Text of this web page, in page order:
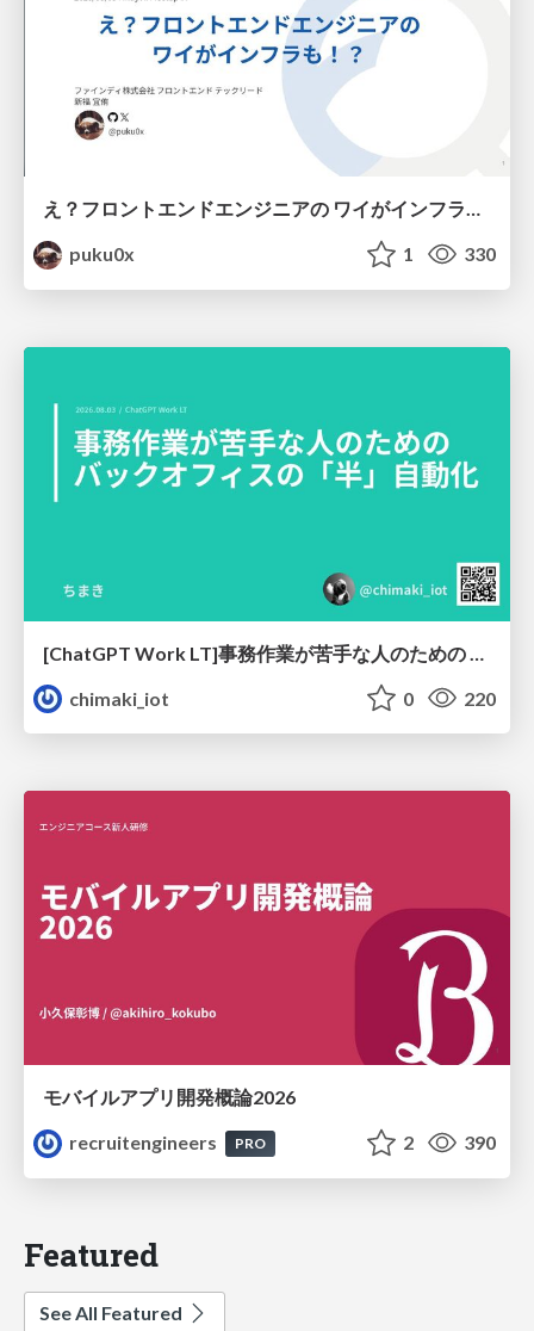
え？フロントエンドエンジニアの ワイがインフラも！？
puku0x
1 330
chimaki_iot
0 220
モバイルアプリ開発概論2026
recruitengineers
PRO 2 390
Featured
See All Featured